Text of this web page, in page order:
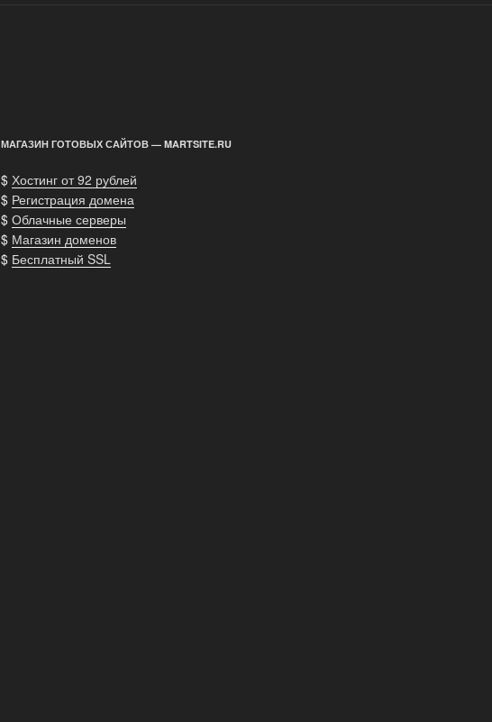
МАГАЗИН ГОТОВЫХ САЙТОВ — MARTSITE.RU
$ Хостинг от 92 рублей
$ Регистрация домена
$ Облачные серверы
$ Магазин доменов
$ Бесплатный SSL